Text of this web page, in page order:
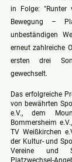
in Folge:
Bewegung –
unbeständigen
erneut zahlreiche
ersten drei
gewechselt.
Das erfolgreiche
von bewährten
e.V., dem
Bommersheim
TV Weißkirchen
der Kultur- und
Vereine und